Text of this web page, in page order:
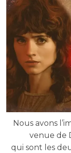
Nous avons
venue de
qui sont les